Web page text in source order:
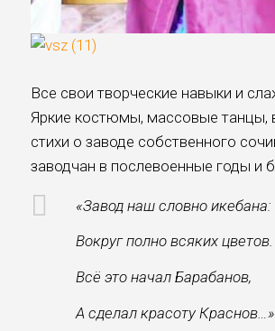
Все свои творческие навыки и
Яркие костюмы, массовые танцы,
стихи о заводе собственного
заводчан в послевоенные годы и
«Завод наш словно икебана:
Вокруг полно всяких цветов.
Всё это начал Барабанов,
А сделал красоту Краснов…»